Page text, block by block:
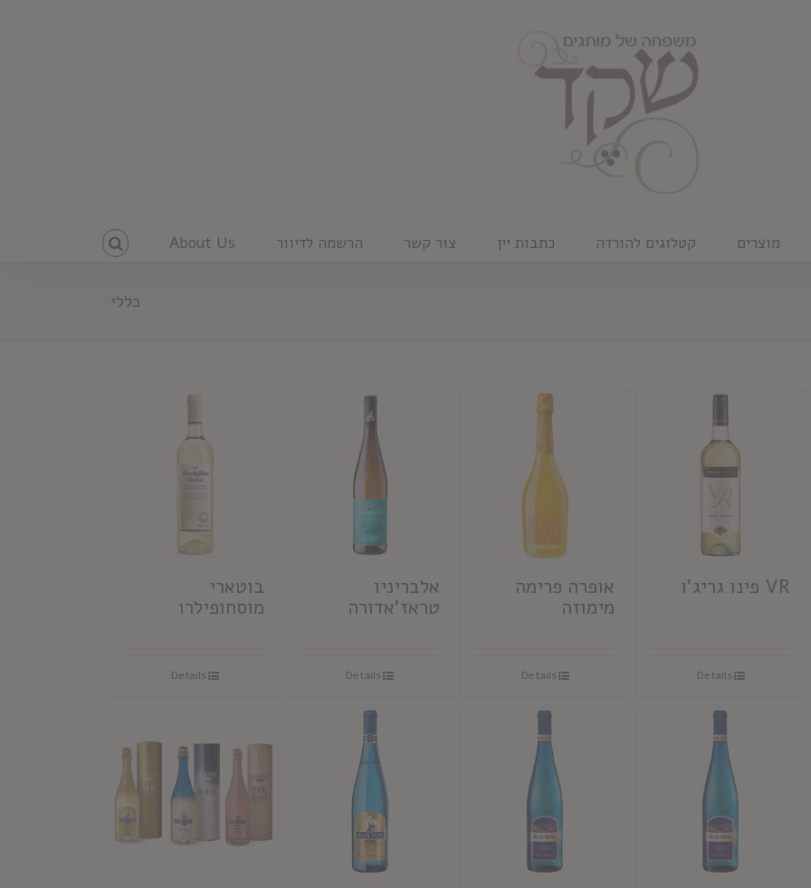
מוצרים קטלוגים להורדה כתבות יין צור קשר הרשמה לדיוור About Us
כללי
VR פינו גריג'ו
Details
אופרה פרימה
מימוזה
Details
אלבריניו
טראז'אדורה
Details
בוטארי
מוסחופילרו
Details